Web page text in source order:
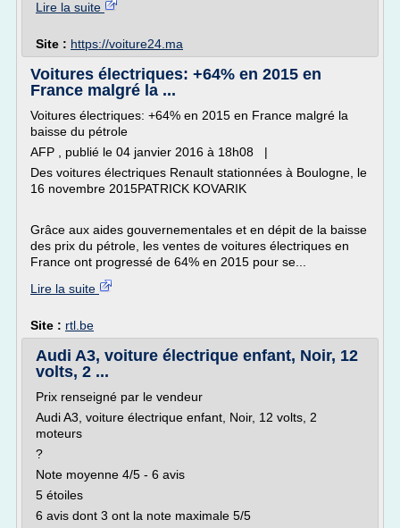
Lire la suite
Site : https://voiture24.ma
Voitures électriques: +64% en 2015 en
France malgré la ...
Voitures électriques: +64% en 2015 en France malgré la
baisse du pétrole
AFP , publié le 04 janvier 2016 à 18h08 |
Des voitures électriques Renault stationnées à Boulogne, le
16 novembre 2015PATRICK KOVARIK
Grâce aux aides gouvernementales et en dépit de la baisse
des prix du pétrole, les ventes de voitures électriques en
France ont progressé de 64% en 2015 pour se...
Lire la suite
Site : rtl.be
Audi A3, voiture électrique enfant, Noir, 12
volts, 2 ...
Prix renseigné par le vendeur
Audi A3, voiture électrique enfant, Noir, 12 volts, 2
moteurs
?
Note moyenne 4/5 - 6 avis
5 étoiles
6 avis dont 3 ont la note maximale 5/5